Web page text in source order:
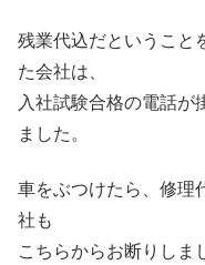
残業代込だということ
た会社は、
入社試験合格の電話が
ました。
車をぶつけたら、修理
社も
こちらからお断りしま